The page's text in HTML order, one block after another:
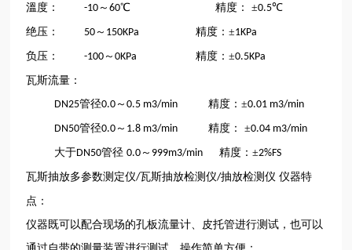
溫度：
-10 ～60℃ 精度： ±0.5℃
绝压： 50 ～ 150KPa精度：±1KPa
负压：
-100 ～0KPa精度：±0.5KPa
瓦斯流量：
DN25管径0.0 ～0.5 m3/min精度：±0.01 m3/min
DN50管径0.0 ～ 1.8 m3/min精度： ±0.04 m3/min
大于DN50管径0.0 ～ 999m3/min精度：±2%FS
瓦斯抽放多参数测定仪/瓦斯抽放检测仪/抽放检测仪 仪器特
点：
仪器既可以配合现场的孔板流量计、皮托管进行测试，也可以